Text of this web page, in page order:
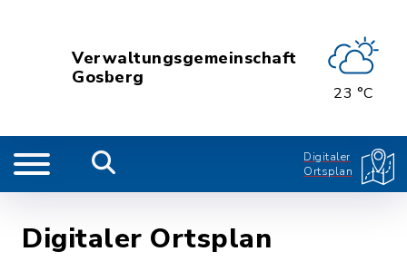
Verwaltungsgemeinschaft
Gosberg
23 °C
Digitaler
Ortsplan
Digitaler Ortsplan